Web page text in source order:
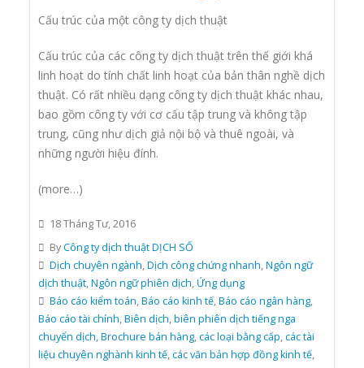
Cấu trúc của một công ty dịch thuật
Cấu trúc của các công ty dịch thuật trên thế giới khá
linh hoạt do tính chất linh hoạt của bản thân nghề dịch
thuật. Có rất nhiều dạng công ty dịch thuật khác nhau,
bao gồm công ty với cơ cấu tập trung và không tập
trung, cũng như dịch giả nội bộ và thuê ngoài, và
những người hiệu đính.
(more…)
18 Tháng Tư, 2016
ByCông ty dịch thuật DỊCH SỐ
Dịch chuyên ngành,Dịch công chứng nhanh,Ngôn ngữ
dịch thuật,Ngôn ngữ phiên dịch, Ứng dụng
Báo cáo kiểm toán,Báo cáo kinh tế,Báo cáo ngân hàng,
Báo cáo tài chính,Biên dịch,biên phiên dịch tiếng nga
chuyển dịch,Brochure bán hàng,các loại bằng cấp,các tài
liệu chuyên nghành kinh tế,các văn bản hợp đồng kinh tế,